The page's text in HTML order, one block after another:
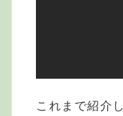
これまで紹介